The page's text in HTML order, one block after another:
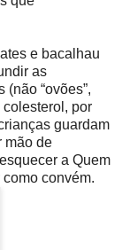
e bacalhau
as
“ovões”,
por
guardam
mão de
a Quem
convém.